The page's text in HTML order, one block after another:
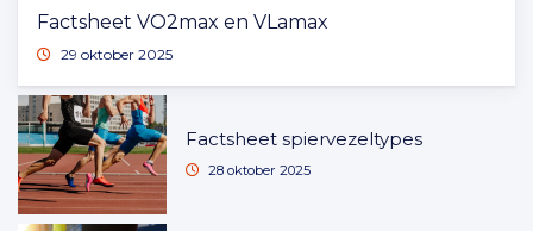
Factsheet VO2max en VLamax
29 oktober 2025
Factsheet spiervezeltypes
28 oktober 2025